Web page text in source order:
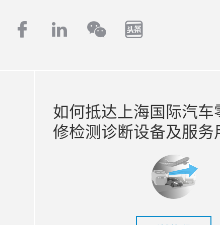
facebook
linkedinwechattoutiao
如何抵达上海国际汽
修检测诊断设备及服